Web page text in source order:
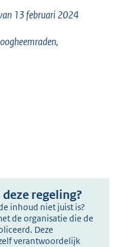
13 februari 2024
regeling?
inhoud niet juist is?
de organisatie die de
Deze
verantwoordelijk